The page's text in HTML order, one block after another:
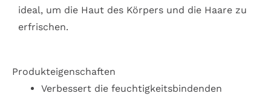
ideal, um die Haut des Körpers und die Haare zu
erfrischen.
Produkteigenschaften
Verbessert die feuchtigkeitsbindenden